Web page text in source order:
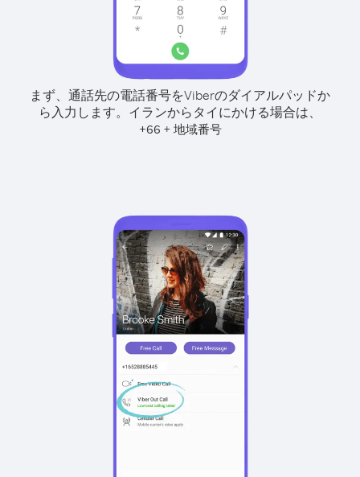
まず、通話先の電話番号をViberのダイアルパッドか
ら入力します。 イランからタイにかける場合は、
+66 + 地域番号